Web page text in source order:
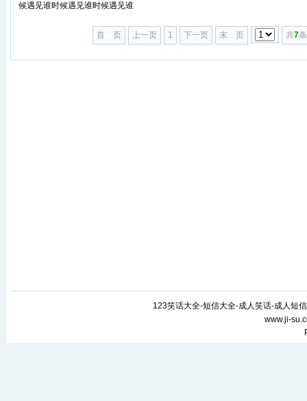
候遇见谁时候遇见谁时候遇见谁
首 页 上一页 1 下一页 末 页 共7
123笑话大全-短信大全-成人笑话-成人短
www.ji-